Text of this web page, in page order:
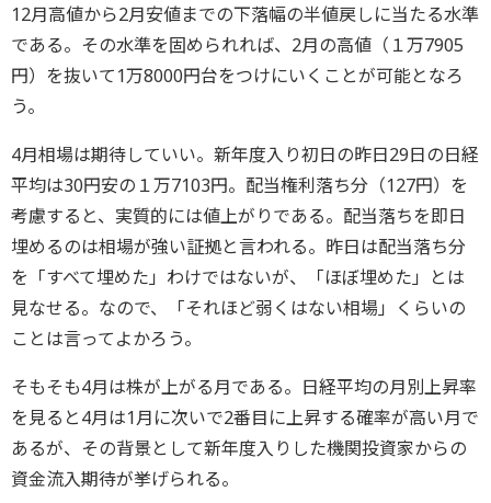
12月高値から2月安値までの下落幅の半値戻しに当たる水準
である。その水準を固められれば、2月の高値（１万7905
円）を抜いて1万8000円台をつけにいくことが可能となろ
う。
4月相場は期待していい。新年度入り初日の昨日29日の日経
平均は30円安の１万7103円。配当権利落ち分（127円）を
考慮すると、実質的には値上がりである。配当落ちを即日
埋めるのは相場が強い証拠と言われる。昨日は配当落ち分
を「すべて埋めた」わけではないが、「ほぼ埋めた」とは
見なせる。なので、「それほど弱くはない相場」くらいの
ことは言ってよかろう。
そもそも4月は株が上がる月である。日経平均の月別上昇率
を見ると4月は1月に次いで2番目に上昇する確率が高い月で
あるが、その背景として新年度入りした機関投資家からの
資金流入期待が挙げられる。